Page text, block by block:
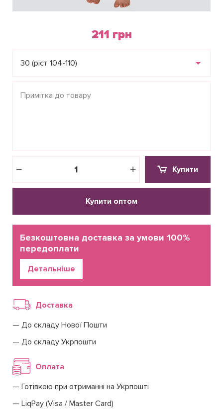
211 грн
30 (ріст 104-110)
Купити
Купити оптом
Детальніше
Безкоштовна доставка за умови 100%
передоплати
Доставка
До складу Нової Пошти
До складу Укрпошти
Оплата
Готівкою при отриманні на Укрпошті
LiqPay (Visa / Master Card)